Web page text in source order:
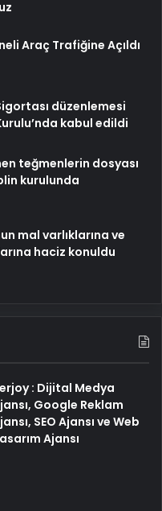
Araç Trafiğine Açıldı
düzenlemesi
kabul edildi
teğmenlerin dosyası
kurulunda
mal varlıklarına ve
haciz konuldu
: Dijital Medya
Google Reklam
SEO Ajansı ve Web
Ajansı